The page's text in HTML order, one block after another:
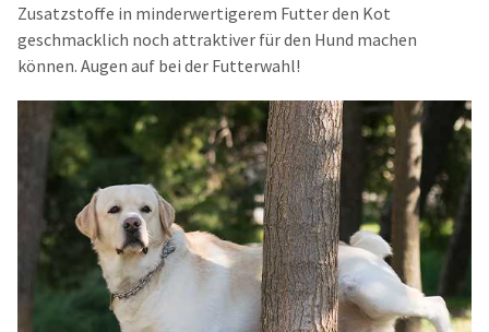
Zusatzstoffe in minderwertigerem Futter den Kot
geschmacklich noch attraktiver für den Hund machen
können. Augen auf bei der Futterwahl!